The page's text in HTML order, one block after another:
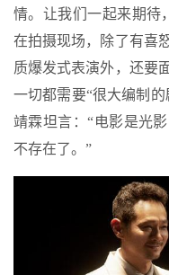
情。让我们一起来期待
在拍摄现场，除了有喜
质爆发式表演外，还要
一切都需要“很大编制
靖霖坦言：“电影是光
不存在了。”